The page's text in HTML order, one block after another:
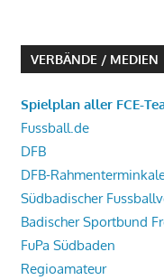
VERBÄNDE / MEDIEN
Spielplan aller FCE-
Fussball.de
DFB
DFB-
Südbadischer
Badischer Sportbund
FuPa Südbaden
Regioamateur